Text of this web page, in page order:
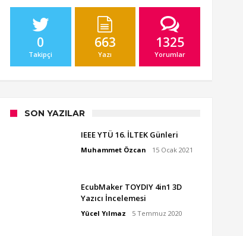
0
Takipçi
663
Yazı
1325
Yorumlar
SON YAZILAR
IEEE YTÜ 16. İLTEK Günleri
Muhammet Özcan 15 Ocak 2021
EcubMaker TOYDIY 4in1 3D
Yazıcı İncelemesi
Yücel Yılmaz 5 Temmuz 2020